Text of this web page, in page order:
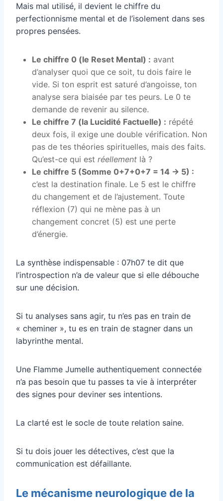
Mais mal utilisé, il devient le chiffre du
perfectionnisme mental et de l’isolement dans ses
propres pensées.
Le chiffre 0 (le Reset Mental) : avant
d’analyser quoi que ce soit, tu dois faire le
vide. Si ton esprit est saturé d’angoisse, ton
analyse sera biaisée par tes peurs. Le 0 te
demande de revenir au silence.
Le chiffre 7 (la Lucidité Factuelle) : répété
deux fois, il exige une double vérification. Non
pas de tes théories spirituelles, mais des faits.
Qu’est-ce qui est réellement là ?
Le chiffre 5 (Somme 0+7+0+7 = 14 → 5) :
c’est la destination finale. Le 5 est le chiffre
du changement et de l’ajustement. Toute
réflexion (7) qui ne mène pas à un
changement concret (5) est une perte
d’énergie.
La synthèse indispensable : 07h07 te dit que
l’introspection n’a de valeur que si elle débouche
sur une décision.
Si tu analyses sans agir, tu n’es pas en train de
« cheminer », tu es en train de stagner dans un
labyrinthe mental.
Une Flamme Jumelle authentiquement connectée
n’a pas besoin que tu passes ta vie à interpréter
des signes pour deviner ses intentions.
La clarté est le socle de toute relation saine.
Si tu dois jouer les détectives, c’est que la
communication est défaillante.
Le mécanisme neurologique de la